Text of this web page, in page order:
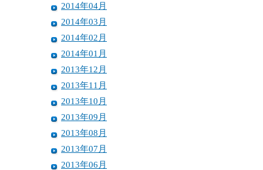
2014年04月
2014年03月
2014年02月
2014年01月
2013年12月
2013年11月
2013年10月
2013年09月
2013年08月
2013年07月
2013年06月